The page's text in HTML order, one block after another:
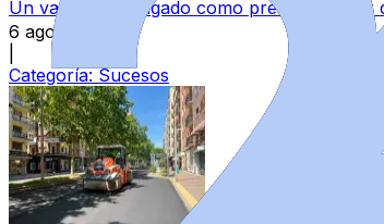
Un varón, investigado como presunto
6 ago 2026
Categoría:Sucesos